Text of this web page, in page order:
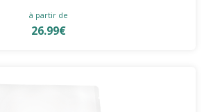
à partir de
26.99€